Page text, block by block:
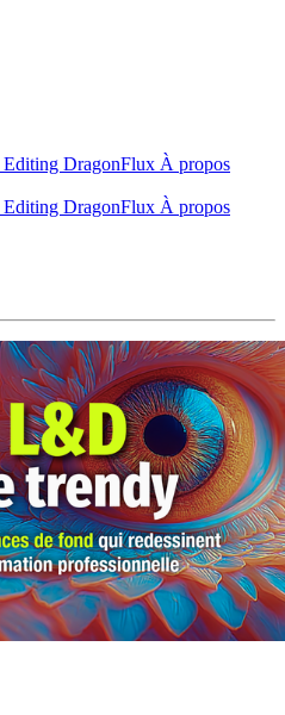
Editing DragonFlux À propos
Editing DragonFlux À propos